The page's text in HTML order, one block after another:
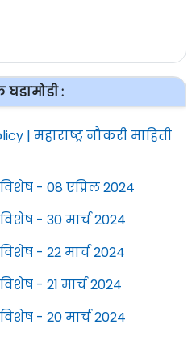
:
| महाराष्ट्र नौकरी माहिती
- 08 एप्रिल 2024
- 30 मार्च 2024
- 22 मार्च 2024
- 21 मार्च 2024
- 20 मार्च 2024